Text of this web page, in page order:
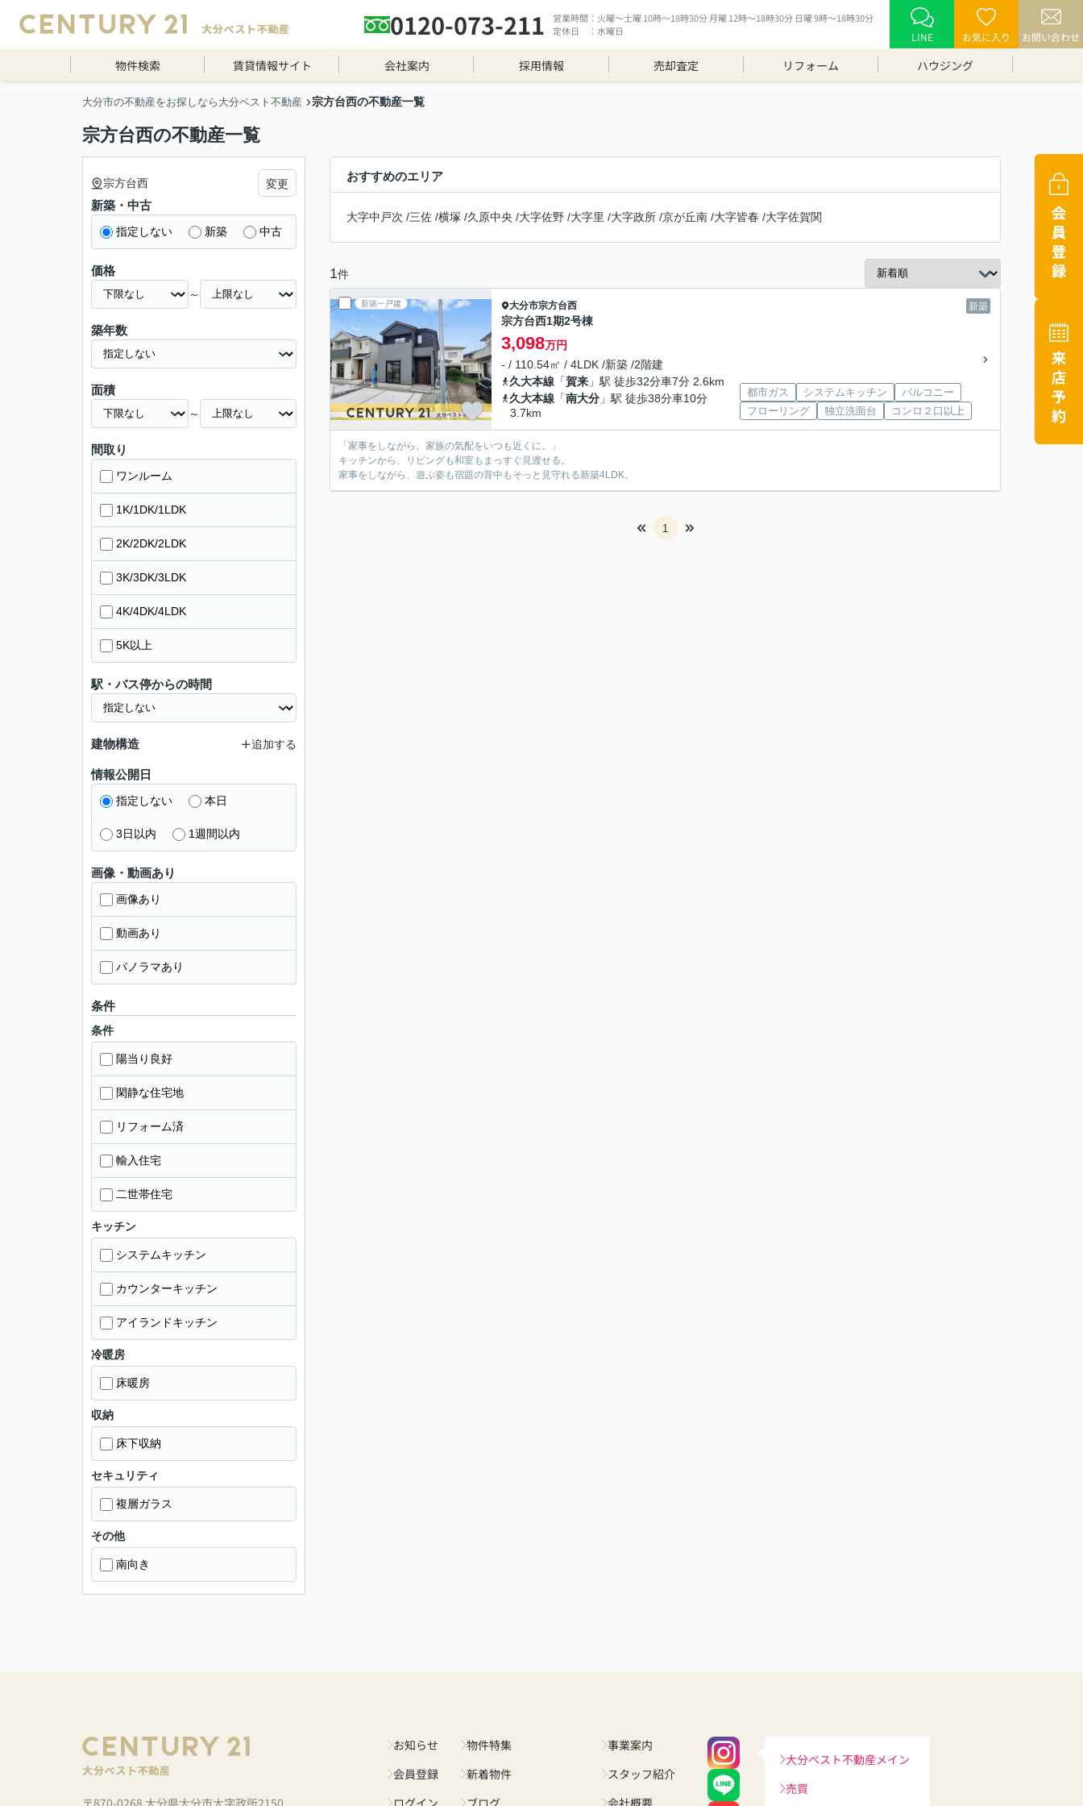
0120-073-211
営業時間：火曜～土曜 10時～18時30分 月曜 12時～18時30分 日曜 9時～18時30分
定休日 ：水曜日
LINE お気に入り お問い合わせ
物件検索 賃貸情報サイト 会社案内 採用情報 売却査定 リフォーム ハウジング
大分市の不動産をお探しなら大分ベスト不動産 宗方台西の不動産一覧
宗方台西の不動産一覧
おすすめのエリア
大字中戸次 /三佐 /横塚 /久原中央 /大字佐野 /大字里 /大字政所 /京が丘南 /大字皆春 /大字佐賀関
1件
新築一戸建 新築
大分市宗方台西
宗方台西1期2号棟
3,098万円
- / 110.54㎡ / 4LDK /新築 /2階建
久大本線 「賀来 」駅 徒歩32分車7分 2.6km
久大本線 「南大分 」駅 徒歩38分車10分
3.7km
都市ガス システムキッチン
バルコニー
フローリング
独立洗面台 コンロ２口以上
「家事をしながら、家族の気配をいつも近くに。」
キッチンから、リビングも和室もまっすぐ見渡せる。
家事をしながら、遊ぶ姿も宿題の背中もそっと見守れる新築4LDK。
1
宗方台西 変更
新築・中古
指定しない 新築 中古
価格
～
築年数
面積
～
間取り
ワンルーム
1K/1DK/1LDK
2K/2DK/2LDK
3K/3DK/3LDK
4K/4DK/4LDK
5K以上
駅・バス停からの時間
建物構造 追加する
情報公開日
指定しない 本日
3日以内 1週間以内
画像・動画あり
画像あり
動画あり
パノラマあり
条件
条件
陽当り良好
閑静な住宅地
リフォーム済
輸入住宅
二世帯住宅
キッチン
システムキッチン
カウンターキッチン
アイランドキッチン
冷暖房
床暖房
収納
床下収納
セキュリティ
複層ガラス
その他
南向き
〒870-0268 大分県大分市大字政所2150
お知らせ
会員登録
ログイン
物件特集
新着物件
ブログ
事業案内
スタッフ紹介
会社概要
大分ベスト不動産メイン
売買